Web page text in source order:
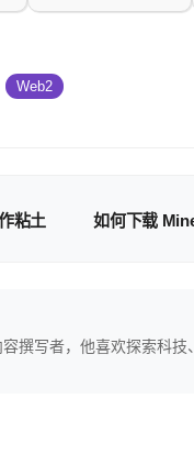
Web2
粘土 如何下载
撰写者，他喜欢探索科技